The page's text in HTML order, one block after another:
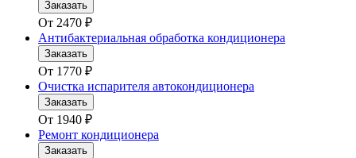
Заказать
От 2470 ₽
Антибактериальная обработка кондиционера
Заказать
От 1770 ₽
Очистка испарителя автокондиционера
Заказать
От 1940 ₽
Ремонт кондиционера
Заказать